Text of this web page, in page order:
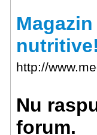
http://
Nu
forum.